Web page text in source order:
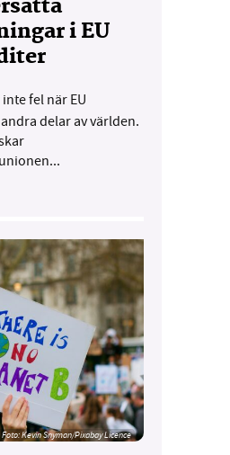
i EU
fel när EU
delar av världen.
Foto:Kevin Snyman/Pixabay Licence